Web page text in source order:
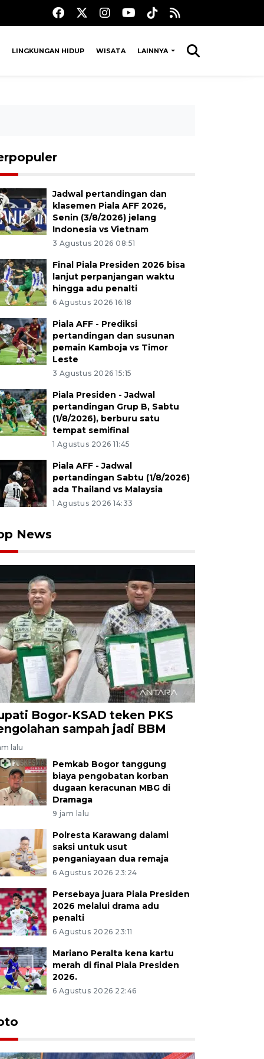
LINGKUNGAN HIDUP WISATA LAINNYA
Jadwal pertandingan dan
klasemen Piala AFF 2026,
Senin (3/8/2026) jelang
Indonesia vs Vietnam
3 Agustus 2026 08:51
Final Piala Presiden 2026 bisa
lanjut perpanjangan waktu
hingga adu penalti
6 Agustus 2026 16:18
Piala AFF - Prediksi
pertandingan dan susunan
pemain Kamboja vs Timor
Leste
3 Agustus 2026 15:15
Piala Presiden - Jadwal
pertandingan Grup B, Sabtu
(1/8/2026), berburu satu
tempat semifinal
1 Agustus 2026 11:45
Piala AFF - Jadwal
pertandingan Sabtu (1/8/2026)
ada Thailand vs Malaysia
1 Agustus 2026 14:33
News
Bogor-KSAD teken PKS
sampah jadi BBM
lalu
Pemkab Bogor tanggung
biaya pengobatan korban
dugaan keracunan MBG di
Dramaga
9 jam lalu
Polresta Karawang dalami
saksi untuk usut
penganiayaan dua remaja
6 Agustus 2026 23:24
Persebaya juara Piala Presiden
2026 melalui drama adu
penalti
6 Agustus 2026 23:11
Mariano Peralta kena kartu
merah di final Piala Presiden
2026.
6 Agustus 2026 22:46